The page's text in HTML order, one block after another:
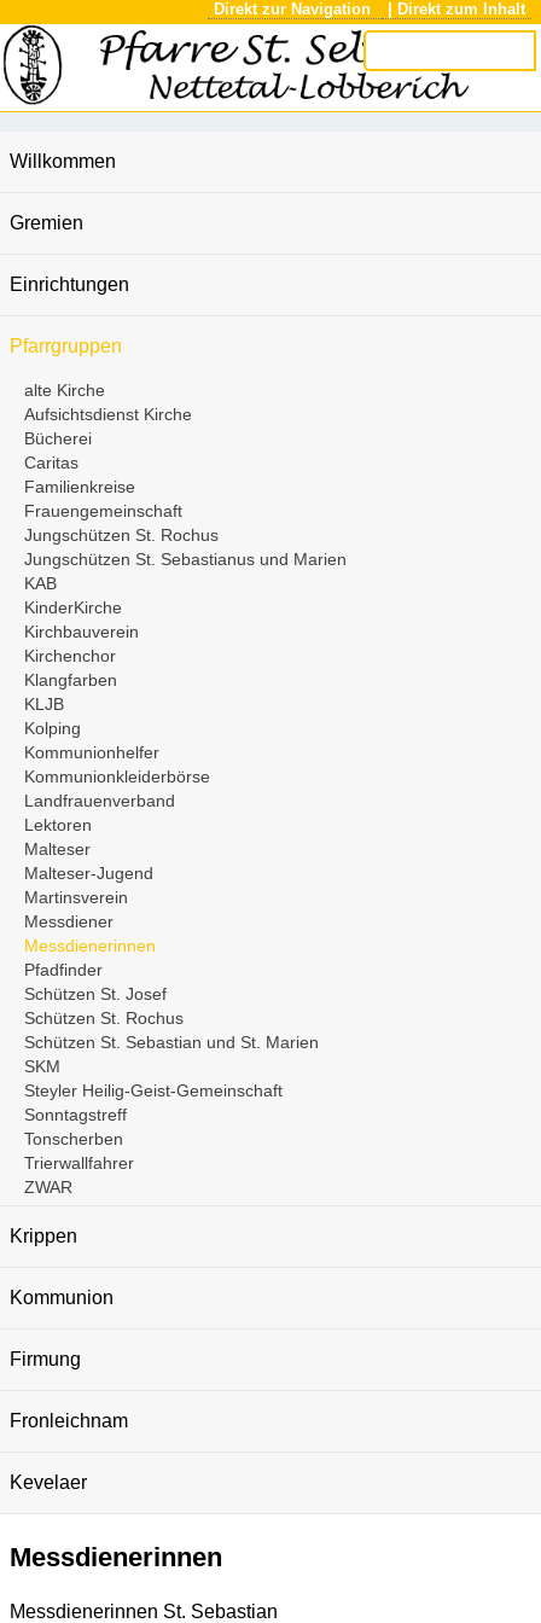
Direkt zur Navigation | Direkt zum Inhalt
Willkommen
Gremien
Einrichtungen
Pfarrgruppen
alte Kirche
Aufsichtsdienst Kirche
Bücherei
Caritas
Familienkreise
Frauengemeinschaft
Jungschützen St. Rochus
Jungschützen St. Sebastianus und Marien
KAB
KinderKirche
Kirchbauverein
Kirchenchor
Klangfarben
KLJB
Kolping
Kommunionhelfer
Kommunionkleiderbörse
Landfrauenverband
Lektoren
Malteser
Malteser-Jugend
Martinsverein
Messdiener
Messdienerinnen
Pfadfinder
Schützen St. Josef
Schützen St. Rochus
Schützen St. Sebastian und St. Marien
SKM
Steyler Heilig-Geist-Gemeinschaft
Sonntagstreff
Tonscherben
Trierwallfahrer
ZWAR
Krippen
Kommunion
Firmung
Fronleichnam
Kevelaer
Messdienerinnen
Messdienerinnen St. Sebastian